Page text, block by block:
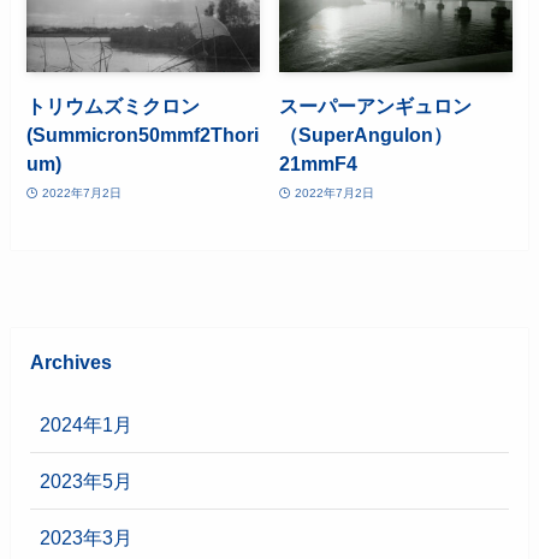
トリウムズミクロン
(Summicron50mmf2Thori
um)
2022年7月2日
スーパーアンギュロン
（SuperAngulon）
21mmF4
2022年7月2日
Archives
2024年1月
2023年5月
2023年3月